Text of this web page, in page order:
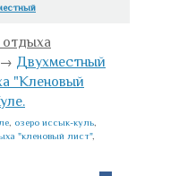
→ Двухместный
"Кленовый
озеро иссык-куль
"кленовый лист",